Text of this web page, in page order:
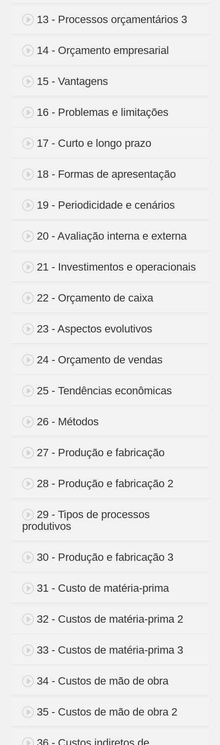
13 - Processos orçamentários 3
14 - Orçamento empresarial
15 - Vantagens
16 - Problemas e limitações
17 - Curto e longo prazo
18 - Formas de apresentação
19 - Periodicidade e cenários
20 - Avaliação interna e externa
21 - Investimentos e operacionais
22 - Orçamento de caixa
23 - Aspectos evolutivos
24 - Orçamento de vendas
25 - Tendências econômicas
26 - Métodos
27 - Produção e fabricação
28 - Produção e fabricação 2
29 - Tipos de processos
produtivos
30 - Produção e fabricação 3
31 - Custo de matéria-prima
32 - Custos de matéria-prima 2
33 - Custos de matéria-prima 3
34 - Custos de mão de obra
35 - Custos de mão de obra 2